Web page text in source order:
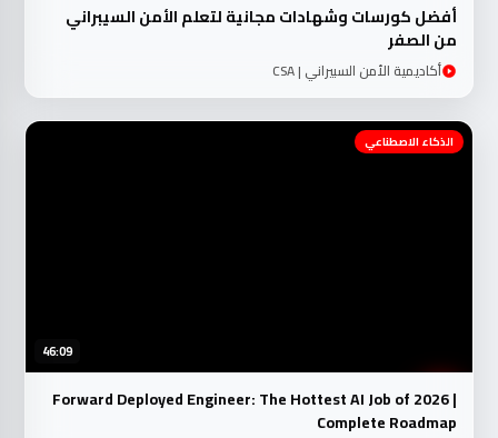
أفضل كورسات وشهادات مجانية لتعلم الأمن السيبراني
من الصفر
أكاديمية الأمن السبيراني | CSA
46:09
الذكاء الاصطناعي
Forward Deployed Engineer: The Hottest AI Job of 2026 |
Complete Roadmap